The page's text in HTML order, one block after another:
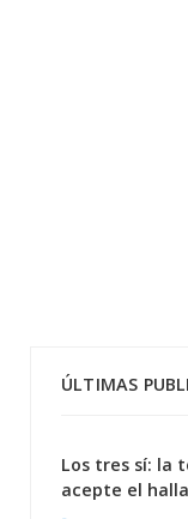
ÚLTIMAS
Los tres sí: la
acepte el